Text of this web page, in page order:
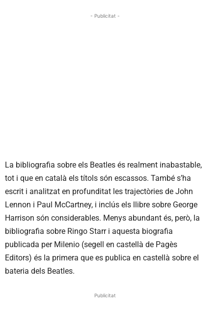
- Publicitat -
La bibliografia sobre els Beatles és realment inabastable,
tot i que en català els títols són escassos. També s’ha
escrit i analitzat en profunditat les trajectòries de John
Lennon i Paul McCartney, i inclús els llibre sobre George
Harrison són considerables. Menys abundant és, però, la
bibliografia sobre Ringo Starr i aquesta biografia
publicada per Milenio (segell en castellà de Pagès
Editors) és la primera que es publica en castellà sobre el
bateria dels Beatles.
Publicitat